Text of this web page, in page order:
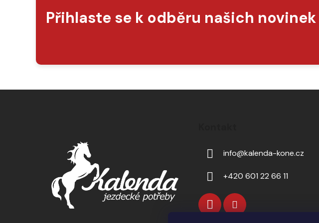
Přihlaste se k odběru našich novinek
info@kalenda-kone.cz
+420 601 22 66 11